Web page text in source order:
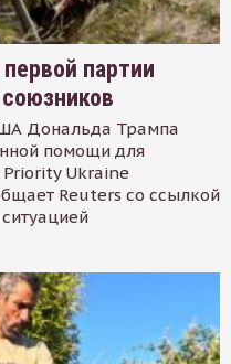
партии
Дональда Трампа
помощи для
Ukraine
Reuters со ссылкой